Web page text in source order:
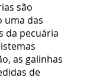
são
uma das
da pecuária
as galinhas
de